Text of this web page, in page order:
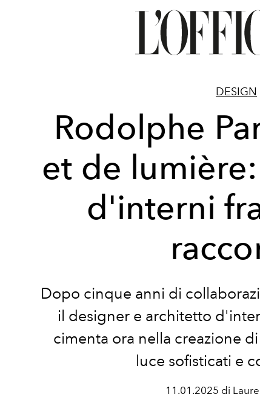
DESIGN
Rodolphe
et de
d'interni
Dopo cinque anni di
il designer e architetto
cimenta ora nella creazione
luce sofisticati e
11.01.2025 di